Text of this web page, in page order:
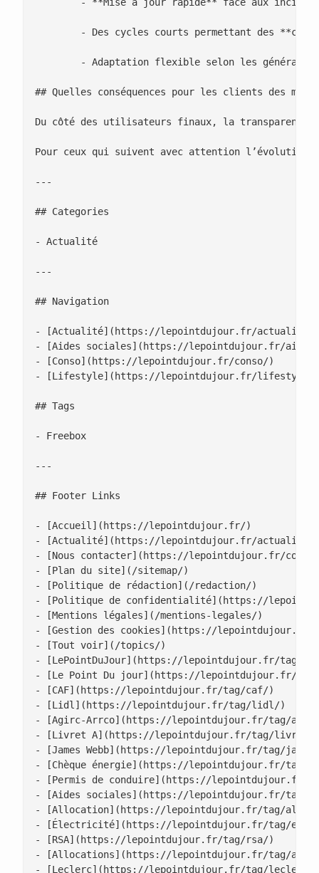
## Quelles conséquences pour les clients des
Du côté des utilisateurs finaux, la transparence
Pour ceux qui suivent avec attention l’évolution
---
## Categories
- Actualité
---
## Navigation
- [Actualité](https://lepointdujour.fr/actualite/)
- [Aides sociales](https://lepointdujour.fr/
- [Conso](https://lepointdujour.fr/conso/)
- [Lifestyle](https://lepointdujour.fr/lifestyle/)
## Tags
- Freebox
---
## Footer Links
- [Accueil](https://lepointdujour.fr/)
- [Actualité](https://lepointdujour.fr/actualite/)
- [Nous contacter](https://lepointdujour.fr/
- [Plan du site](/sitemap/)
- [Politique de rédaction](/redaction/)
- [Politique de confidentialité](https://
- [Mentions légales](/mentions-legales/)
- [Gestion des cookies](https://lepointdujour.fr/
- [Tout voir](/topics/)
- [LePointDuJour](https://lepointdujour.fr/tag/
- [Le Point Du jour](https://lepointdujour.fr/
- [CAF](https://lepointdujour.fr/tag/caf/)
- [Lidl](https://lepointdujour.fr/tag/lidl/)
- [Agirc-Arrco](https://lepointdujour.fr/tag/
- [Livret A](https://lepointdujour.fr/tag/livret-
- [James Webb](https://lepointdujour.fr/tag/james-
- [Chèque énergie](https://lepointdujour.fr/tag/
- [Permis de conduire](https://lepointdujour.fr/
- [Aides sociales](https://lepointdujour.fr/tag/
- [Allocation](https://lepointdujour.fr/tag/
- [Électricité](https://lepointdujour.fr/tag/
- [RSA](https://lepointdujour.fr/tag/rsa/)
- [Allocations](https://lepointdujour.fr/tag/
- [Leclerc](https://lepointdujour.fr/tag/leclerc/)